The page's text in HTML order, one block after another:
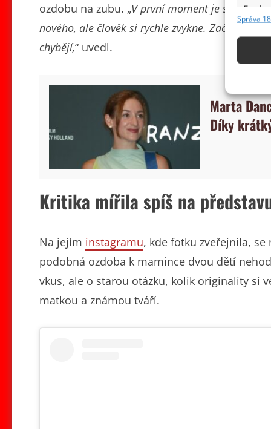
Správa
ozdobu na zubu. „V první moment je
nového, ale člověk si rychle zvykne. Začne to
chybějí,“ uvedl.
Marta
Díky
Kritika mířila spíš na
Na jejím instagramu, kde fotku zveřejnila,
podobná ozdoba k mamince dvou dětí
vkus, ale o starou otázku, kolik originality si
matkou a známou tváří.